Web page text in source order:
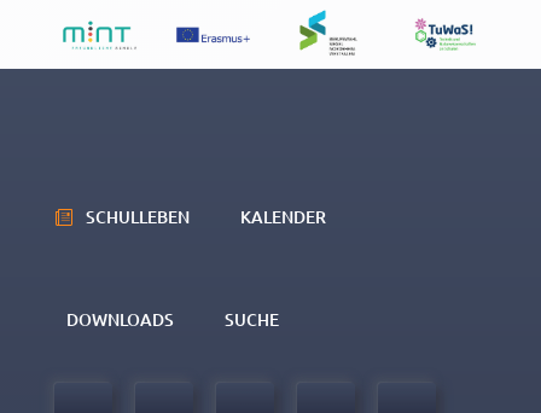
SCHULLEBEN KALENDER
DOWNLOADS SUCHE